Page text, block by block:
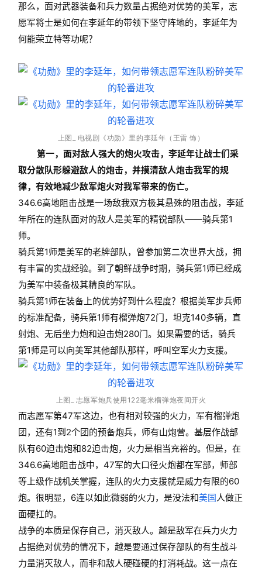
那么，面对武器装备和兵力数量占据绝对优势的美军，志
愿军将士是如何在李延年的带领下坚守阵地的，李延年为
何能荣立特等功呢？
上图_ 电视剧《功勋》里的李延年（王雷 饰）
第一，面对敌人强大的炮火攻击，李延年让战士们采
取分散队形躲避敌人的炮击，并摸清敌人炮击我军的规
律，有效地减少敌军炮火对我军带来的伤亡。
346.6高地阻击战是一场敌我双方极其悬殊的阻击战，李延
年所在的连队面对的敌人是美军的精锐部队——骑兵第1
师。
骑兵第1师是美军的老牌部队，曾参加第二次世界大战，拥
有丰富的实战经验。到了朝鲜战争时期，骑兵第1师已经成
为美军中装备极其精良的军队。
骑兵第1师在装备上的优势好到什么程度？根据美军步兵师
的标准配备，骑兵第1师有榴弹炮72门，坦克140多辆，直
射炮、无后坐力炮和迫击炮280门。如果需要的话，骑兵
第1师是可以向美军其他部队那样，呼叫空军火力支援。
上图_ 志愿军炮兵使用122毫米榴弹炮夜间开火
而志愿军第47军这边，也有相对较强的火力，军有榴弹炮
团，还有1到2个团的预备炮兵，师有山炮营。基层作战部
队有60迫击炮和82迫击炮，火力是相当充裕的。但是，在
346.6高地阻击战中，47军的大口径火炮都在军部，师部
等上级作战机关掌握，连队的火力支援就是威力有限的60
炮。很明显，6连以如此微弱的火力，是没法和美国人做正
面硬扛的。
战争的本质是保存自己，消灭敌人。越是敌军在兵力火力
占据绝对优势的情况下，越是要通过保存部队的有生战斗
力量消灭敌人，而非和敌人硬碰硬的打消耗战。这一点在